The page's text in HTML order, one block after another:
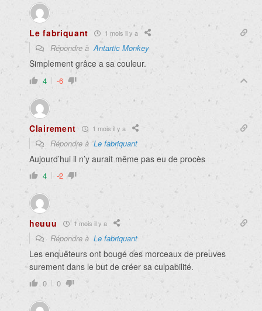
Le fabriquant 1 mois il y a
Répondre àAntartic Monkey
Simplement grâce a sa couleur.
4 -6
Clairement 1 mois il y a
Répondre àLe fabriquant
Aujourd’hui il n’y aurait même pas eu de procès
4 -2
heuuu 1 mois il y a
Répondre à Le fabriquant
Les enquêteurs ont bougé des morceaux de preuves
surement dans le but de créer sa culpabilité.
0 0